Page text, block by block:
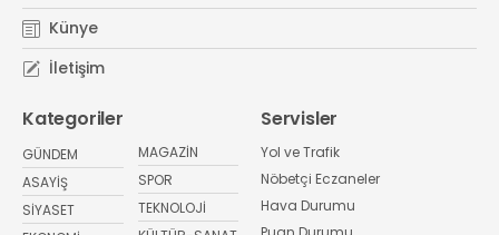
Künye
İletişim
Kategoriler
GÜNDEM
ASAYİŞ
SİYASET
MAGAZİN
SPOR
TEKNOLOJİ
Servisler
Yol ve Trafik
Nöbetçi Eczaneler
Hava Durumu